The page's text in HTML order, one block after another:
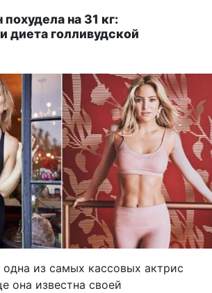
на 31 кг:
диета голливудской
одна из самых кассовых актрис
она известна своей